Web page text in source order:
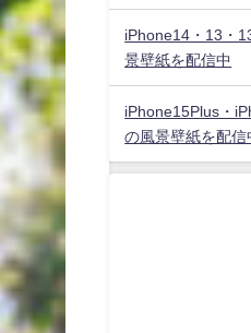
iPhone14・13・
景壁紙を配信中
iPhone15Plus・
の風景壁紙を配信